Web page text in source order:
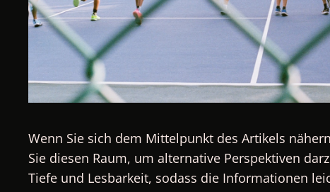
Wenn Sie sich dem Mittelpunkt des Artikels
Sie diesen Raum, um alternative Perspektiven
Tiefe und Lesbarkeit, sodass die Informationen